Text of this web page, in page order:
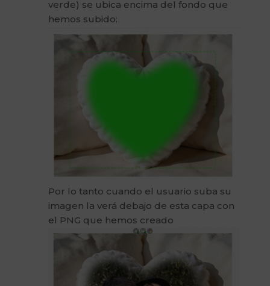
verde) se ubica encima del fondo que
hemos subido:
Por lo tanto cuando el usuario suba su
imagen la verá debajo de esta capa con
el PNG que hemos creado